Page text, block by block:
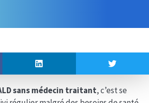
sans médecin traitant, c’est se